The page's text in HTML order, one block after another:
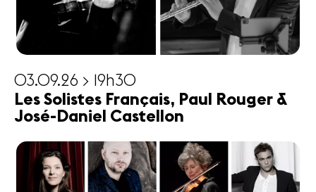
03.09.26 > 19h30
Les Solistes Français, Paul Rouger &
José-Daniel Castellon